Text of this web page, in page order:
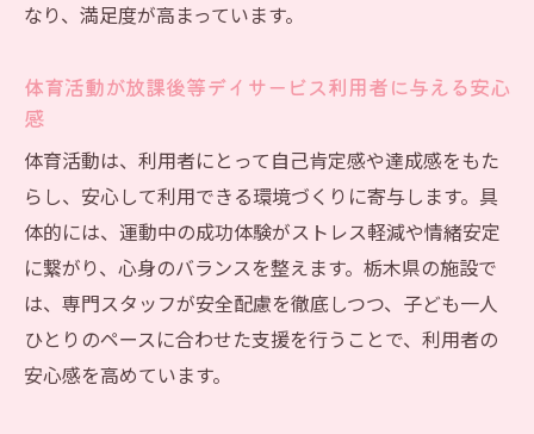
なり、満足度が高まっています。
体育活動が放課後等デイサービス利用者に与える安心
感
体育活動は、利用者にとって自己肯定感や達成感をもた
らし、安心して利用できる環境づくりに寄与します。具
体的には、運動中の成功体験がストレス軽減や情緒安定
に繋がり、心身のバランスを整えます。栃木県の施設で
は、専門スタッフが安全配慮を徹底しつつ、子ども一人
ひとりのペースに合わせた支援を行うことで、利用者の
安心感を高めています。